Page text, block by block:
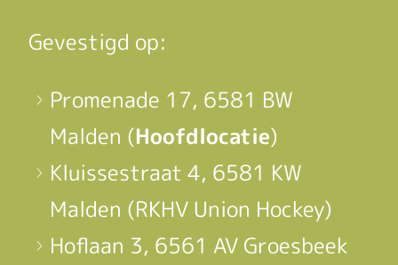
Gevestigd op:
Promenade 17, 6581 BW
Malden (Hoofdlocatie)
Kluissestraat 4, 6581 KW
Malden (RKHV Union Hockey)
Hoflaan 3, 6561 AV Groesbeek